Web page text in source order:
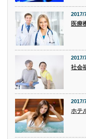
2017/
医療
2017/
社会
2017/
ホテ